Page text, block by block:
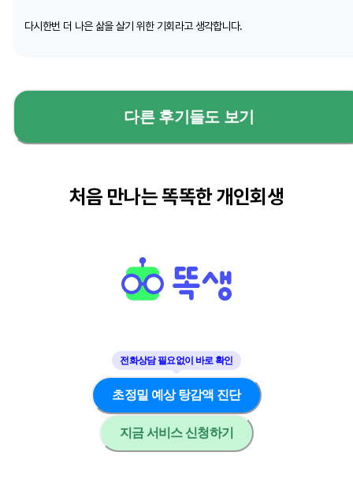
다시한번 더 나은 삶을 살기 위한 기회라고 생각합니다.
다른 후기들도 보기
처음 만나는 똑똑한 개인회생
초정밀 예상 탕감액 진단
지금 서비스 신청하기